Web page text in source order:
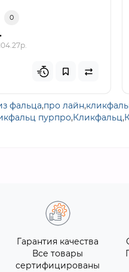
0
фальца,про лайн,
пурпро,Кликфальц,
Гарантия качества
Все товары
сертифицированы